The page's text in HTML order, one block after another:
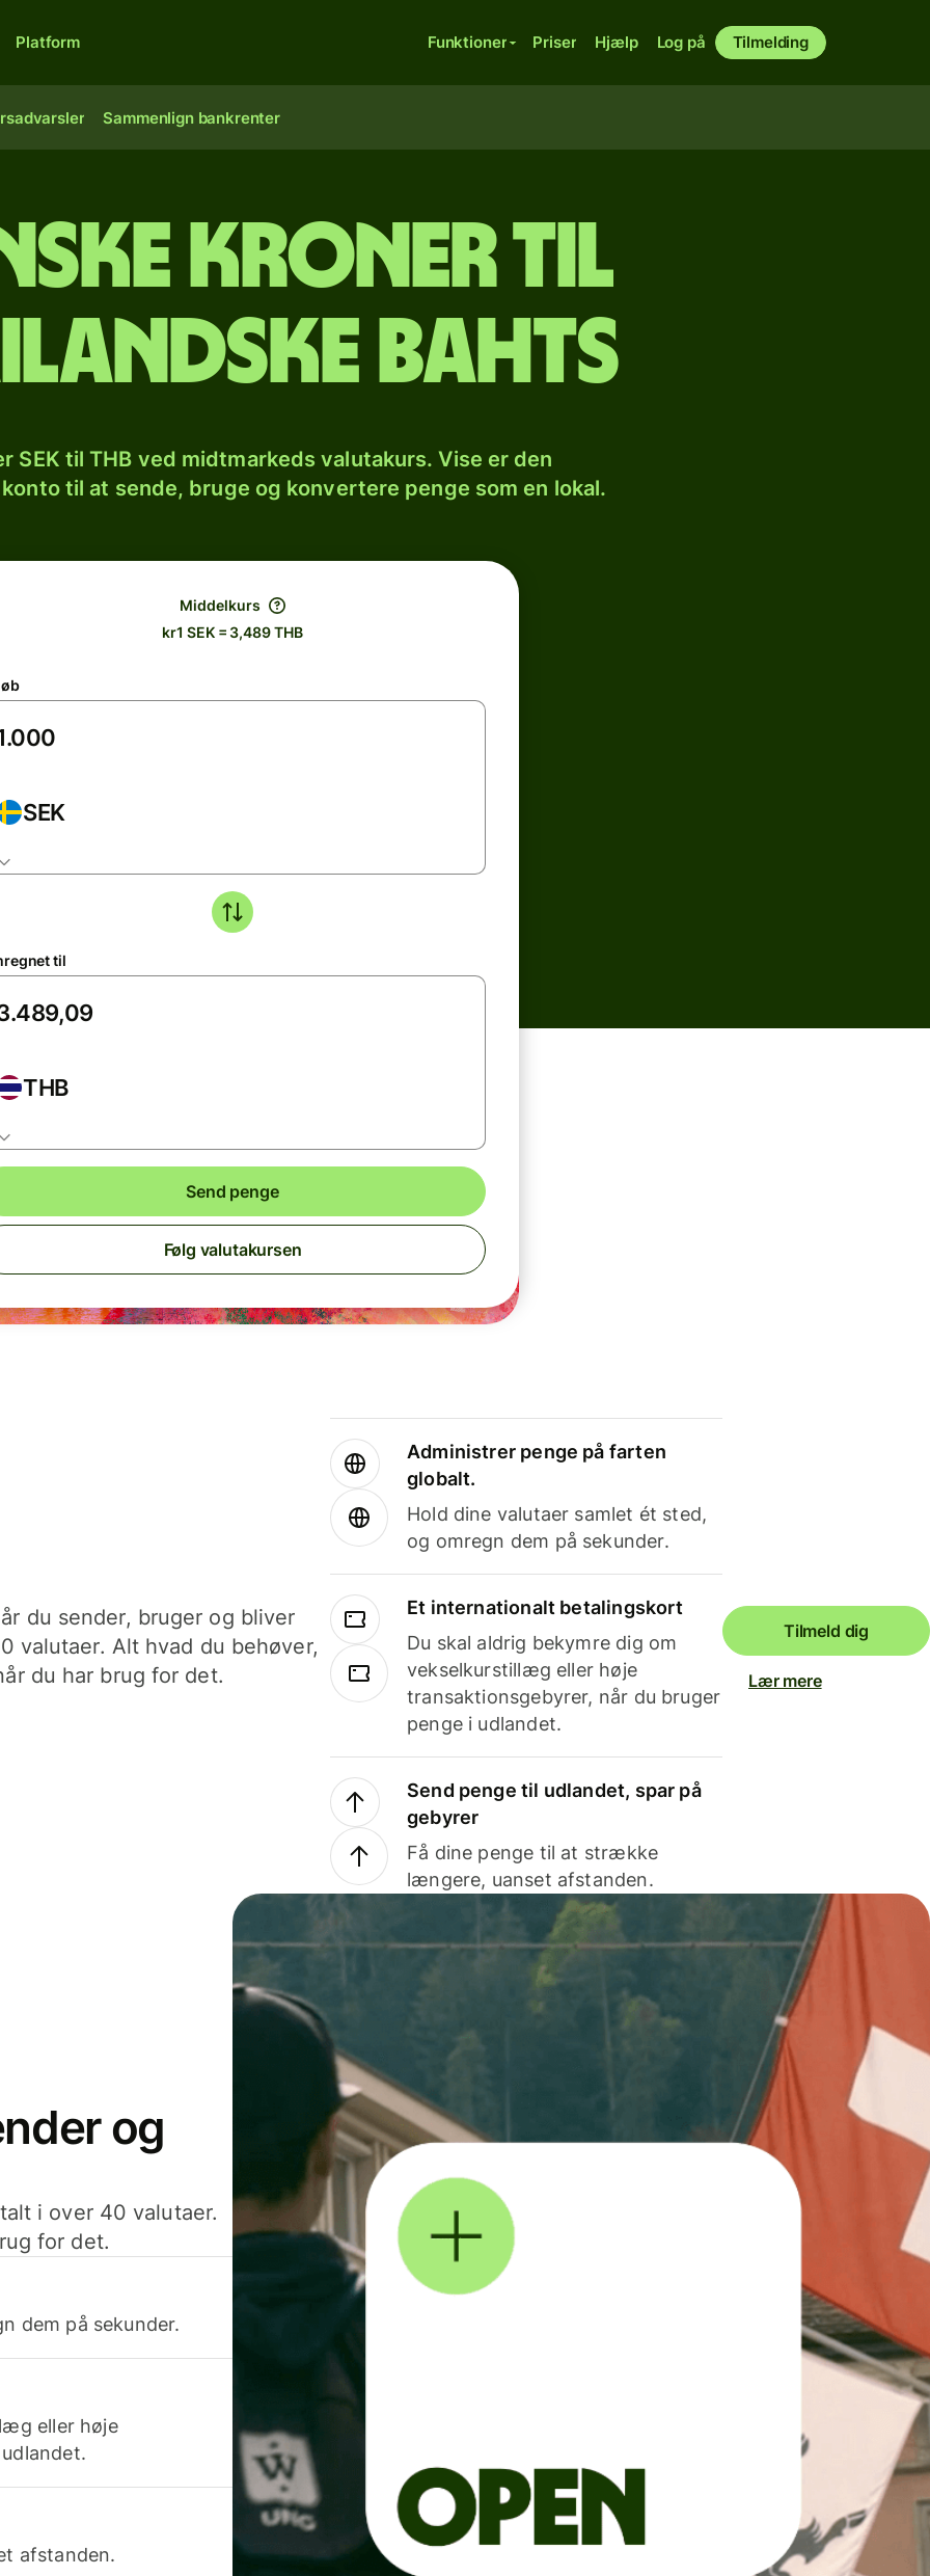
Platform Funktioner Priser Hjælp Log på Tilmelding
Sammenlign bankrenter
kroner til
bahts
SEK til THB ved midtmarkeds valutakurs. Vise er den
til at sende, bruge og konvertere penge som en lokal.
Middelkurs
kr1 SEK = 3,489 THB
SEK
til
THB
Send penge
Følg valutakursen
du sender, bruger og bliver
valutaer. Alt hvad du behøver,
du har brug for det.
Administrer penge på farten
globalt.
Hold dine valutaer samlet ét sted,
og omregn dem på sekunder.
Et internationalt betalingskort
Du skal aldrig bekymre dig om
vekselkurstillæg eller høje
transaktionsgebyrer, når du bruger
penge i udlandet.
Send penge til udlandet, spar på
gebyrer
Få dine penge til at strække
længere, uanset afstanden.
Tilmeld dig
Lær mere
og
i over 40 valutaer.
for det.
dem på sekunder.
eller høje
afstanden.